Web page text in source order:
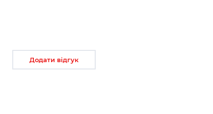
Додати відгук